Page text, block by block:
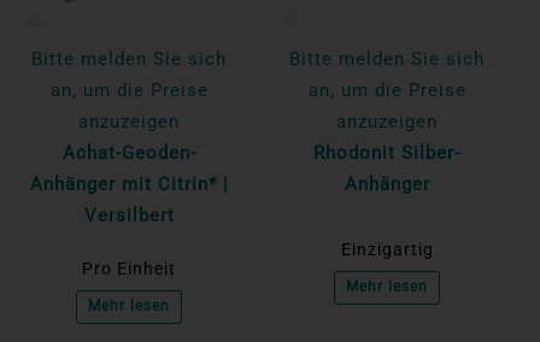
Bitte melden Sie sich
an, um die Preise
anzuzeigen
Achat-Geoden-
Anhänger mit Citrin* |
Versilbert
Pro Einheit
Mehr lesen
Bitte melden Sie sich
an, um die Preise
anzuzeigen
Rhodonit Silber-
Anhänger
Einzigartig
Mehr lesen